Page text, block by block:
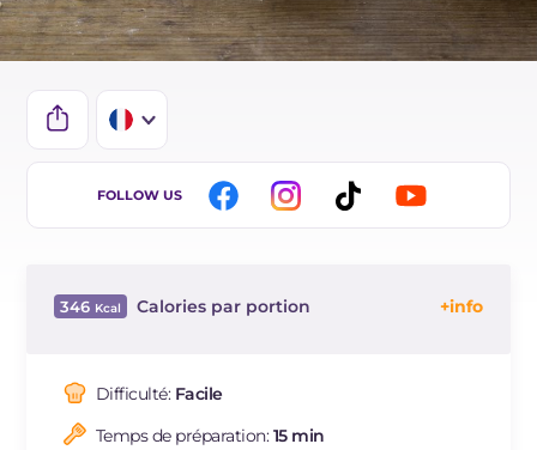
IT
ES
NL
FOLLOW US
346 Calories par portion
Dont sucres
Protéine
Difficulté: Facile
Temps de préparation:15 min